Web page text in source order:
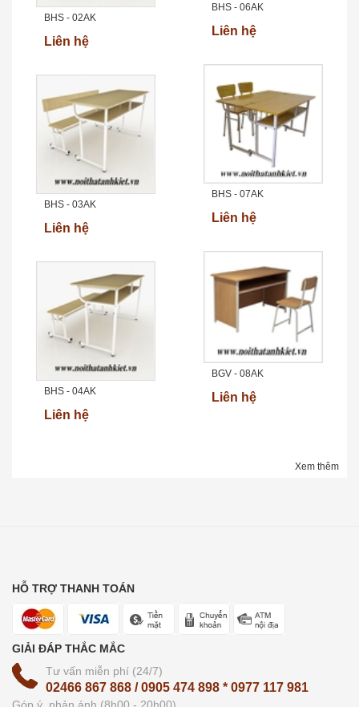
BHS - 02AK
Liên hệ
BHS - 03AK
Liên hệ
BHS - 04AK
Liên hệ
BHS - 06AK
Liên hệ
BHS - 07AK
Liên hệ
BGV - 08AK
Liên hệ
Xem thêm
HỖ TRỢ THANH TOÁN
GIẢI ĐÁP THẮC MẮC
Tư vấn miễn phí (24/7)
02466 867 868 / 0905 474 898 * 0977 117 981
Góp ý, phản ánh (8h00 - 20h00)